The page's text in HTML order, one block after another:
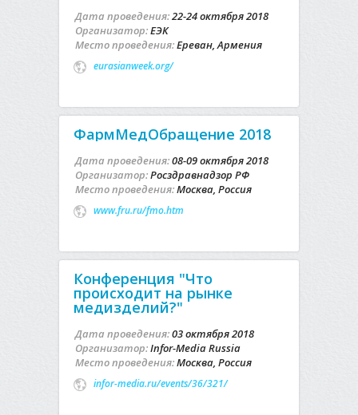
Дата проведения:22-24 октября 2018
Организатор:ЕЭК
Место проведения:Ереван, Армения
eurasianweek.org/
ФармМедОбращение 2018
Дата проведения:08-09 октября 2018
Организатор:Росздравнадзор РФ
Место проведения:Москва, Россия
www.fru.ru/fmo.htm
Конференция "Что
происходит на рынке
медизделий?"
Дата проведения:03 октября 2018
Организатор:Infor-Media Russia
Место проведения:Москва, Россия
infor-media.ru/events/36/321/